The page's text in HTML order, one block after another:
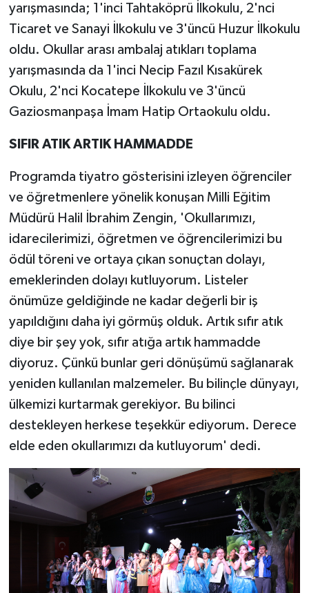
yarışmasında; 1'inci Tahtaköprü İlkokulu, 2'nci
Ticaret ve Sanayi İlkokulu ve 3'üncü Huzur İlkokulu
oldu. Okullar arası ambalaj atıkları toplama
yarışmasında da 1'inci Necip Fazıl Kısakürek
Okulu, 2'nci Kocatepe İlkokulu ve 3'üncü
Gaziosmanpaşa İmam Hatip Ortaokulu oldu.
SIFIR ATIK ARTIK HAMMADDE
Programda tiyatro gösterisini izleyen öğrenciler
ve öğretmenlere yönelik konuşan Milli Eğitim
Müdürü Halil İbrahim Zengin, 'Okullarımızı,
idarecilerimizi, öğretmen ve öğrencilerimizi bu
ödül töreni ve ortaya çıkan sonuçtan dolayı,
emeklerinden dolayı kutluyorum. Listeler
önümüze geldiğinde ne kadar değerli bir iş
yapıldığını daha iyi görmüş olduk. Artık sıfır atık
diye bir şey yok, sıfır atığa artık hammadde
diyoruz. Çünkü bunlar geri dönüşümü sağlanarak
yeniden kullanılan malzemeler. Bu bilinçle dünyayı,
ülkemizi kurtarmak gerekiyor. Bu bilinci
destekleyen herkese teşekkür ediyorum. Derece
elde eden okullarımızı da kutluyorum' dedi.